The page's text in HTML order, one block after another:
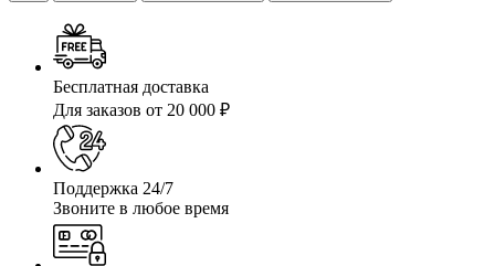
Бесплатная доставка
Для заказов от 20 000 ₽
Поддержка 24/7
Звоните в любое время